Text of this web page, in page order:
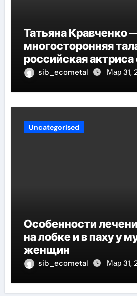
Татьяна Кравченко
многосторонняя
российская актриса
биографией и
sib_ecometal Мар 31,
Uncategorised
Особенности
на лобке и в паху у
женщин
sib_ecometal Мар 31,